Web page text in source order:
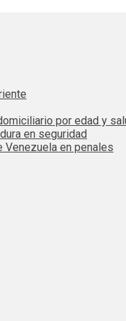
por edad y
en seguridad
Venezuela en penales